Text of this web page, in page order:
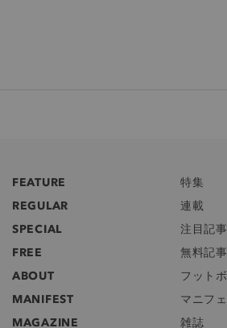
FEATURE
特集
REGULAR
連載
SPECIAL
注目記事
FREE
無料記事
ABOUT
フット
MANIFEST
マニフ
MAGAZINE
雑誌